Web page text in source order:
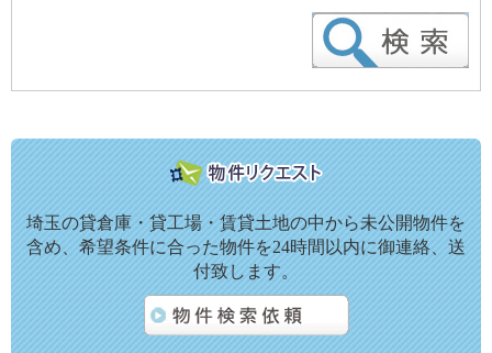
埼玉の貸倉庫・貸工場・賃貸土地の中から未公開物件を
含め、希望条件に合った物件を24時間以内に御連絡、送
付致します。